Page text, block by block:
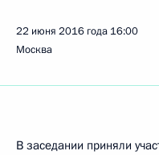
22 июня 2016 года 16:00
Москва
В заседании приняли